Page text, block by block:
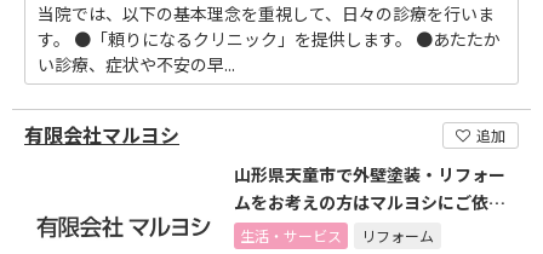
当院では、以下の基本理念を重視して、日々の診療を行いま
す。 ●「頼りになるクリニック」を提供します。 ●あたたか
い診療、症状や不安の早...
有限会社マルヨシ 追加
山形県天童市で外壁塗装・リフォー
ムをお考えの方はマルヨシにご依頼
ください。
生活・サービス リフォーム